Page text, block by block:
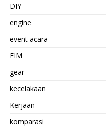
DIY
engine
event acara
FIM
gear
kecelakaan
Kerjaan
komparasi